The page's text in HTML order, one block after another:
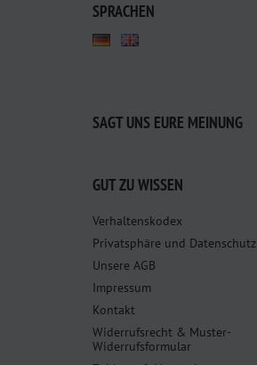
SPRACHEN
SAGT UNS EURE MEINUNG
GUT ZU WISSEN
Verhaltenskodex
Privatsphäre und Datenschutz
Unsere AGB
Impressum
Kontakt
Widerrufsrecht & Muster-
Widerrufsformular